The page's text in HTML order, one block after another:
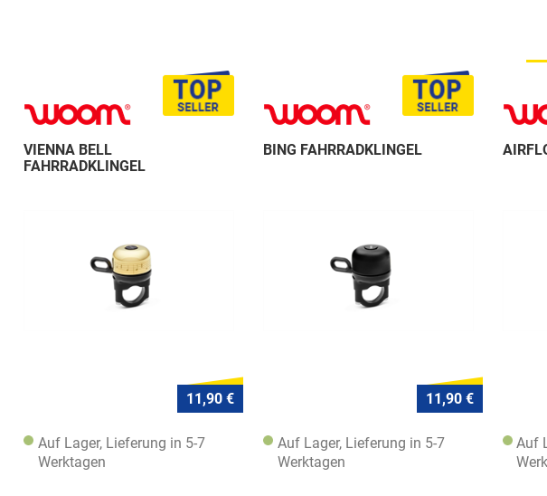
VIENNA BELL
FAHRRADKLINGEL
11,90 €
Auf Lager, Lieferung in 5-7
Werktagen
BING FAHRRADKLINGEL
11,90 €
Auf Lager, Lieferung in 5-7
Werktagen
Auf